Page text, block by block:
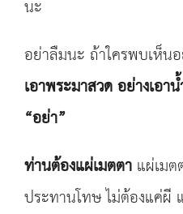
นะ
อย่าลืมนะ ถ้าใครพบเห็น
เอาพระมาสวดอย่างเอา
“อย่า”
ท่านต้องแผ่เมตตาแผ่เม
ประทานโทษ ไม่ต้องแค่